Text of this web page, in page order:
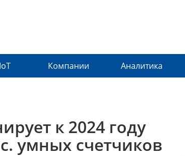
Компании Аналитика
к 2024 году
умных счетчиков